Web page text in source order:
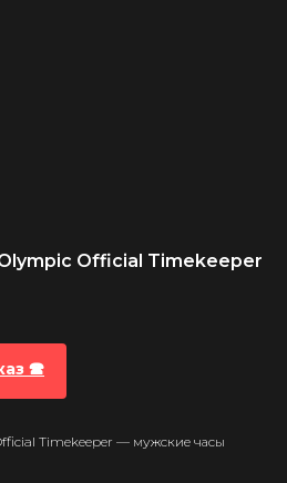
Official Timekeeper
🕿
Timekeeper — мужские часы